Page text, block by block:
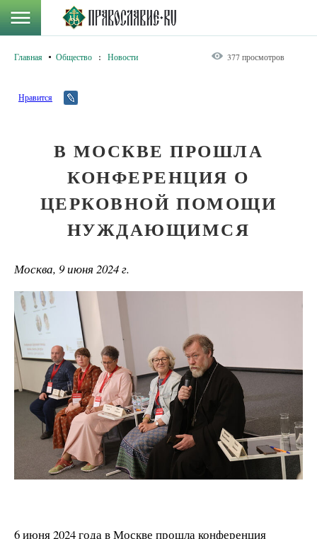
Главная Общество : Новости 377 просмотров
Нравится
В МОСКВЕ ПРОШЛА
КОНФЕРЕНЦИЯ О
ЦЕРКОВНОЙ ПОМОЩИ
НУЖДАЮЩИМСЯ
Москва, 9 июня 2024 г.
6 июня 2024 года в Москве прошла конференция